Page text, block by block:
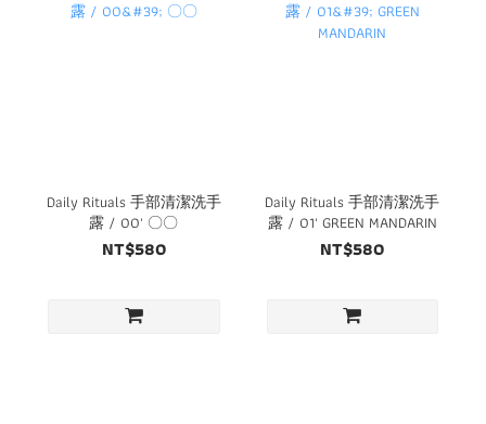
Daily Rituals 手部清潔洗手
露 / 00' 〇〇
NT$580
Daily Rituals 手部清潔洗手
露 / 01' GREEN MANDARIN
NT$580